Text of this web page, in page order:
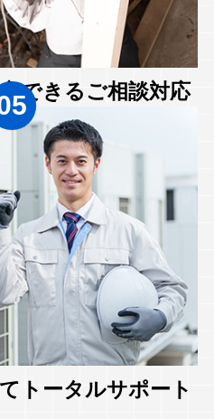
できるご相談対応
トータルサポート